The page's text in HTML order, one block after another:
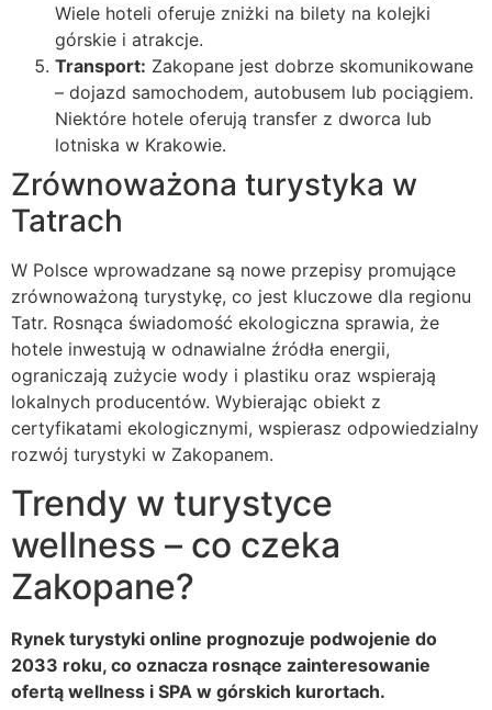
Wiele hoteli oferuje zniżki na bilety na kolejki
górskie i atrakcje.
Transport: Zakopane jest dobrze skomunikowane
– dojazd samochodem, autobusem lub pociągiem.
Niektóre hotele oferują transfer z dworca lub
lotniska w Krakowie.
Zrównoważona turystyka w
Tatrach
W Polsce wprowadzane są nowe przepisy promujące
zrównoważoną turystykę, co jest kluczowe dla regionu
Tatr. Rosnąca świadomość ekologiczna sprawia, że
hotele inwestują w odnawialne źródła energii,
ograniczają zużycie wody i plastiku oraz wspierają
lokalnych producentów. Wybierając obiekt z
certyfikatami ekologicznymi, wspierasz odpowiedzialny
rozwój turystyki w Zakopanem.
Trendy w turystyce
wellness – co czeka
Zakopane?
Rynek turystyki online prognozuje podwojenie do
2033 roku, co oznacza rosnące zainteresowanie
ofertą wellness i SPA w górskich kurortach.